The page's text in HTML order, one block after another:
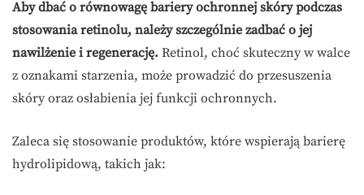
Aby dbać o równowagę bariery ochronnej skóry podczas
stosowania retinolu, należy szczególnie zadbać o jej
nawilżenie i regenerację. Retinol, choć skuteczny w walce
z oznakami starzenia, może prowadzić do przesuszenia
skóry oraz osłabienia jej funkcji ochronnych.
Zaleca się stosowanie produktów, które wspierają barierę
hydrolipidową, takich jak: